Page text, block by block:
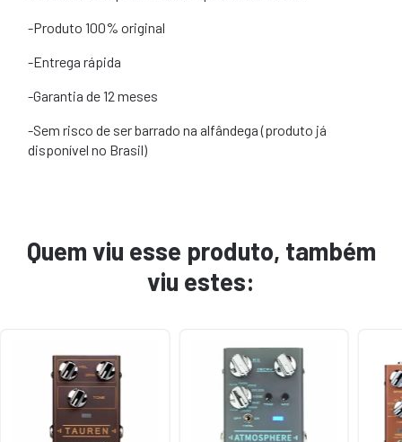
-Produto 100% original
-Entrega rápida
-Garantia de 12 meses
-Sem risco de ser barrado na alfândega (produto j
disponível no Brasil)
Quem viu esse produto, também
viu estes: